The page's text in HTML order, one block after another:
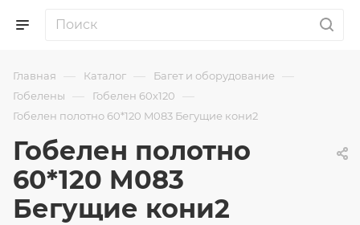
Главная — Каталог — Багет и оборудование —
Гобелены — Гобелен 60х120 —
Гобелен полотно 60*120 M083 Бегущие кони2
Гобелен полотно
60*120 M083
Бегущие кони2